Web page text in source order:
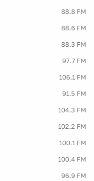
88.8 FM
88.6 FM
88.3 FM
97.7 FM
106.1 FM
91.5 FM
104.3 FM
102.2 FM
100.1 FM
100.4 FM
96.9 FM